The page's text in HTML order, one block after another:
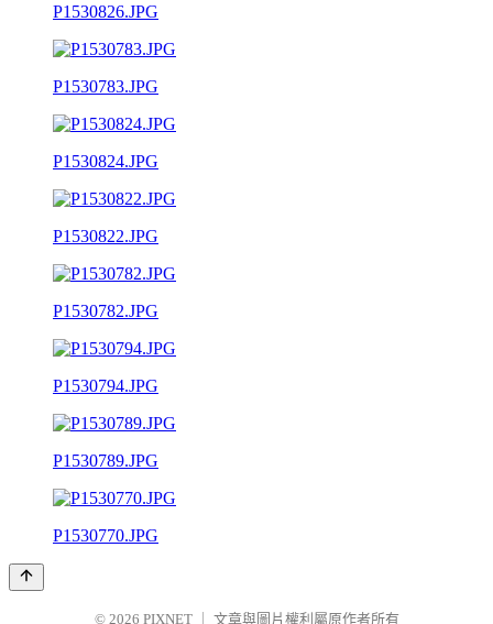
P1530826.JPG
P1530783.JPG
P1530824.JPG
P1530822.JPG
P1530782.JPG
P1530794.JPG
P1530789.JPG
P1530770.JPG
© 2026 PIXNET 文章與圖片權利屬原作者所有